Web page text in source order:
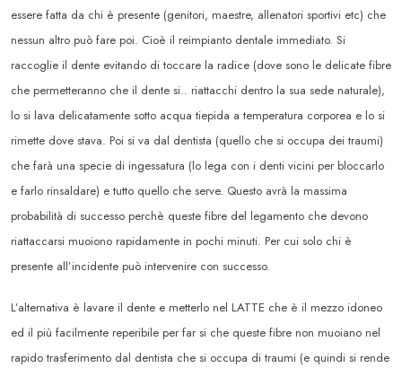
essere fatta da chi è presente (genitori, maestre, allenatori sportivi etc) che
nessun altro può fare poi. Cioè il reimpianto dentale immediato. Si
raccoglie il dente evitando di toccare la radice (dove sono le delicate fibre
che permetteranno che il dente si.. riattacchi dentro la sua sede naturale),
lo si lava delicatamente sotto acqua tiepida a temperatura corporea e lo si
rimette dove stava. Poi si va dal dentista (quello che si occupa dei traumi)
che farà una specie di ingessatura (lo lega con i denti vicini per bloccarlo
e farlo rinsaldare) e tutto quello che serve. Questo avrà la massima
probabilità di successo perchè queste fibre del legamento che devono
riattaccarsi muoiono rapidamente in pochi minuti. Per cui solo chi è
presente all’incidente può intervenire con successo.
L’alternativa è lavare il dente e metterlo nel LATTE che è il mezzo idoneo
ed il più facilmente reperibile per far si che queste fibre non muoiano nel
rapido trasferimento dal dentista che si occupa di traumi (e quindi si rende